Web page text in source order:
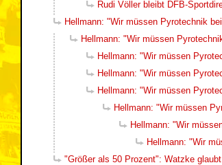
Rudi Völler bleibt DFB-
Hellmann: "Wir müssen Pyrotechnik
Hellmann: "Wir müssen
Hellmann: "Wir müssen
Hellmann: "Wir müssen
Hellmann: "Wir müssen
Hellmann: "Wir müssen
Hellmann: "Wir
Hellmann: "Wir
"Größer als 50 Prozent": Watzke